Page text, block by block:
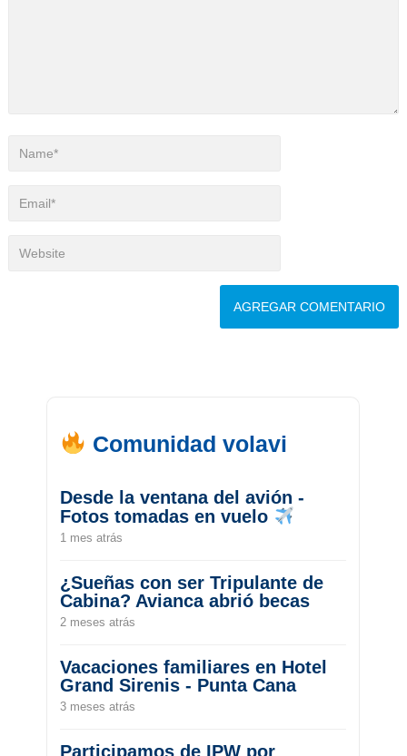
Comunidad volavi
Desde la ventana del avión -
Fotos tomadas en vuelo
1 mes atrás
¿Sueñas con ser Tripulante de
Cabina? Avianca abrió becas
2 meses atrás
Vacaciones familiares en Hotel
Grand Sirenis - Punta Cana
3 meses atrás
Participamos de IPW por